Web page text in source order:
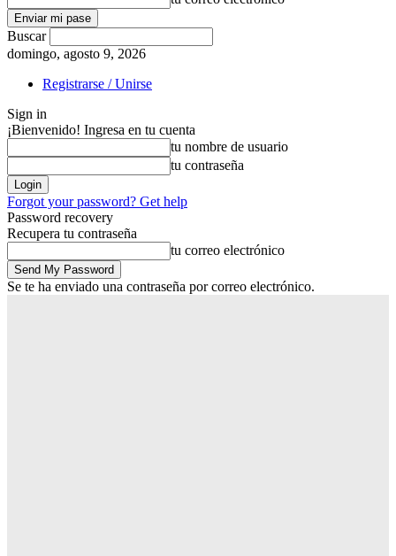
Buscar
domingo, agosto 9, 2026
Registrarse / Unirse
Sign in
¡Bienvenido! Ingresa en tu cuenta
tu nombre de usuario
tu contraseña
Forgot your password? Get help
Password recovery
Recupera tu contraseña
tu correo electrónico
Se te ha enviado una contraseña por correo electrónico.